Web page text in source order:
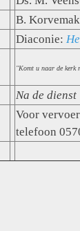
B.
Diaconie:
"Komt u naar de kerk
Na de dienst
Voor
telefoon